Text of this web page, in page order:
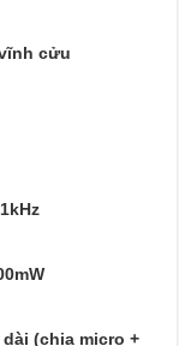
cửu
(chia micro +